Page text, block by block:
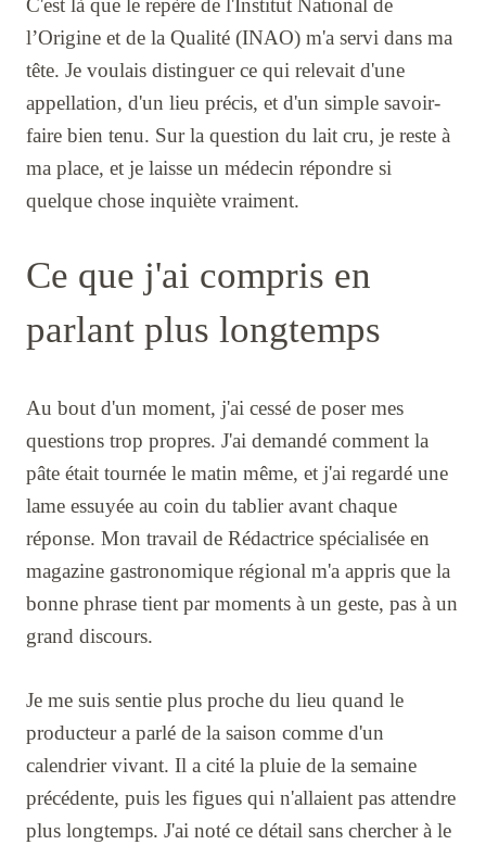
C'est là que le repère de l'Institut National de
l’Origine et de la Qualité (INAO) m'a servi dans ma
tête. Je voulais distinguer ce qui relevait d'une
appellation, d'un lieu précis, et d'un simple savoir-
faire bien tenu. Sur la question du lait cru, je reste à
ma place, et je laisse un médecin répondre si
quelque chose inquiète vraiment.
Ce que j'ai compris en
parlant plus longtemps
Au bout d'un moment, j'ai cessé de poser mes
questions trop propres. J'ai demandé comment la
pâte était tournée le matin même, et j'ai regardé une
lame essuyée au coin du tablier avant chaque
réponse. Mon travail de Rédactrice spécialisée en
magazine gastronomique régional m'a appris que la
bonne phrase tient par moments à un geste, pas à un
grand discours.
Je me suis sentie plus proche du lieu quand le
producteur a parlé de la saison comme d'un
calendrier vivant. Il a cité la pluie de la semaine
précédente, puis les figues qui n'allaient pas attendre
plus longtemps. J'ai noté ce détail sans chercher à le